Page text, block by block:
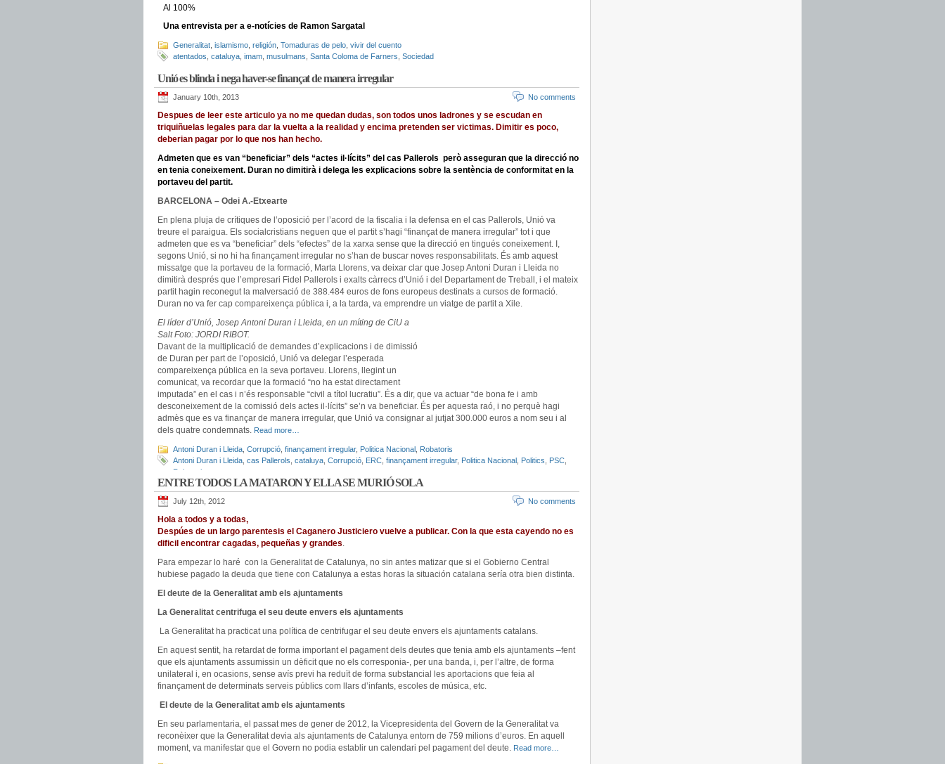
Al 100%
Una entrevista per a e-notícies de Ramon Sargatal
Generalitat islamismo religión Tomaduras de pelo vivir del cuento
atentados cataluya imam musulmans Santa Coloma de Farners Sociedad
Unió es blinda i nega haver-se finançat de manera irregular
January 10th, 2013 No comments
Despues de leer este articulo ya no me quedan dudas, son todos unos ladrones y se escudan en
triquiñuelas legales para dar la vuelta a la realidad y encima pretenden ser victimas. Dimitir es poco,
deberian pagar por lo que nos han hecho.
Admeten que es van “beneficiar” dels “actes il·lícits” del cas Pallerols però asseguran que la direcció no
en tenia coneixement. Duran no dimitirà i delega les explicacions sobre la sentència de conformitat en la
portaveu del partit.
BARCELONA – Odei A.-Etxearte
En plena pluja de crítiques de l’oposició per l’acord de la fiscalia i la defensa en el cas Pallerols, Unió va
treure el paraigua. Els socialcristians neguen que el partit s’hagi “finançat de manera irregular” tot i que
admeten que es va “beneficiar” dels “efectes” de la xarxa sense que la direcció en tingués coneixement. I,
segons Unió, si no hi ha finançament irregular no s’han de buscar noves responsabilitats. És amb aquest
missatge que la portaveu de la formació, Marta Llorens, va deixar clar que Josep Antoni Duran i Lleida no
dimitirà després que l’empresari Fidel Pallerols i exalts càrrecs d’Unió i del Departament de Treball, i el mateix
partit hagin reconegut la malversació de 388.484 euros de fons europeus destinats a cursos de formació.
Duran no va fer cap compareixença pública i, a la tarda, va emprendre un viatge de partit a Xile.
El líder d’Unió, Josep Antoni Duran i Lleida, en un míting de CiU a
Salt Foto: JORDI RIBOT.
Davant de la multiplicació de demandes d’explicacions i de dimissió
de Duran per part de l’oposició, Unió va delegar l’esperada
compareixença pública en la seva portaveu. Llorens, llegint un
comunicat, va recordar que la formació “no ha estat directament
imputada” en el cas i n’és responsable “civil a títol lucratiu”. És a dir, que va actuar “de bona fe i amb
desconeixement de la comissió dels actes il·lícits” se’n va beneficiar. És per aquesta raó, i no perquè hagi
admès que es va finançar de manera irregular, que Unió va consignar al jutjat 300.000 euros a nom seu i al
dels quatre condemnats. Read more…
Antoni Duran i Lleida Corrupció finançament irregular, Politica Nacional Robatoris
Antoni Duran i Lleida cas Pallerols cataluya Corrupció ERC finançament irregular, Politica Nacional Politics PSC
Robatoris
ENTRE TODOS LA MATARON Y ELLA SE MURIÓ SOLA
July 12th, 2012 No comments
Hola a todos y a todas,
Despúes de un largo parentesis el Caganero Justiciero vuelve a publicar. Con la que esta cayendo no es
dificil encontrar cagadas, pequeñas y grandes.
Para empezar lo haré con la Generalitat de Catalunya, no sin antes matizar que si el Gobierno Central
hubiese pagado la deuda que tiene con Catalunya a estas horas la situación catalana sería otra bien distinta.
El deute de la Generalitat amb els ajuntaments
La Generalitat centrifuga el seu deute envers els ajuntaments
La Generalitat ha practicat una política de centrifugar el seu deute envers els ajuntaments catalans.
En aquest sentit, ha retardat de forma important el pagament dels deutes que tenia amb els ajuntaments –fent
que els ajuntaments assumissin un dèficit que no els corresponia-, per una banda, i, per l’altre, de forma
unilateral i, en ocasions, sense avís previ ha reduït de forma substancial les aportacions que feia al
finançament de determinats serveis públics com llars d’infants, escoles de música, etc.
El deute de la Generalitat amb els ajuntaments
En seu parlamentaria, el passat mes de gener de 2012, la Vicepresidenta del Govern de la Generalitat va
reconèixer que la Generalitat devia als ajuntaments de Catalunya entorn de 759 milions d’euros. En aquell
moment, va manifestar que el Govern no podia establir un calendari pel pagament del deute. Read more…